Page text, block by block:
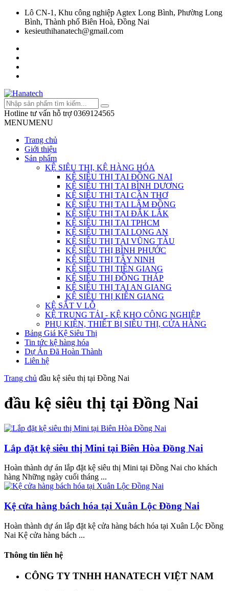
Lô CN-1, Khu công nghiệp Agtex Long Bình, Phường Long
Bình, Thành phố Biên Hoà, Đồng Nai
kesieuthihanatech@gmail.com
Hotline tư vấn hỗ trợ 0369124565
MENUMENU
Trang chủ
Giới thiệu
Sản phẩm
KỆ SIÊU THỊ, KỆ HÀNG HÓA
KỆ SIÊU THỊ TẠI ĐỒNG NAI
KỆ SIÊU THỊ TẠI BÌNH DƯƠNG
KỆ SIÊU THỊ TẠI CẦN THƠ
KỆ SIÊU THỊ TẠI LÂM ĐỒNG
KỆ SIÊU THỊ TẠI ĐẮK LẮK
KỆ SIÊU THỊ TẠI TPHCM
KỆ SIÊU THỊ TẠI LONG AN
KỆ SIÊU THỊ TẠI VŨNG TÀU
KỆ SIÊU THỊ BÌNH PHƯỚC
KỆ SIÊU THỊ TÂY NINH
KỆ SIÊU THỊ TIỀN GIANG
KỆ SIÊU THỊ ĐỒNG THÁP
KỆ SIÊU THỊ TẠI AN GIANG
KỆ SIÊU THỊ KIÊN GIANG
KỆ SẮT V LỖ
KỆ TRUNG TẢI - KỆ KHO CÔNG NGHIỆP
PHỤ KIỆN, THIẾT BỊ SIÊU THỊ, CỬA HÀNG
Bảng Giá Kệ Siêu Thị
Tin tức kệ hàng hóa
Dự Án Đã Hoàn Thành
Liên hệ
Trang chủ đầu kệ siêu thị tại Đồng Nai
đầu kệ siêu thị tại Đồng Nai
Lắp đặt kệ siêu thị Mini tại Biên Hòa Đồng Nai
Hoàn thành dự án lắp đặt kệ siêu thị Mini tại Đồng Nai cho khách
hàng Những ngày cuối tháng ...
Kệ cửa hàng bách hóa tại Xuân Lộc Đồng Nai
Hoàn thành dự án lắp đặt kệ cửa hàng bách hóa tại Xuân Lộc Đồng
Nai Kệ cửa hàng bách ...
Thông tin liên hệ
CÔNG TY TNHH HANATECH VIỆT NAM